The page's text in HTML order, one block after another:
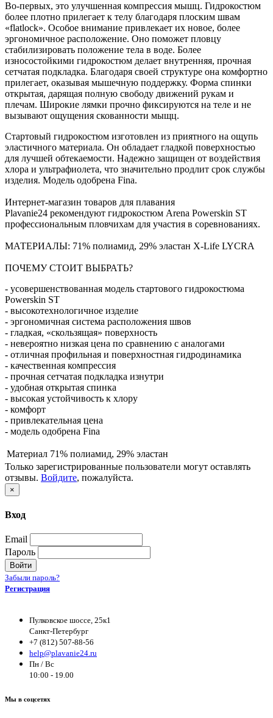
Во-первых, это улучшенная компрессия мышц. Гидрокостюм
более плотно прилегает к телу благодаря плоским швам
«flatlock». Особое внимание привлекает их новое, более
эргономичное расположение. Оно поможет пловцу
стабилизировать положение тела в воде. Более
износостойкими гидрокостюм делает внутренняя, прочная
сетчатая подкладка. Благодаря своей структуре она комфортно
прилегает, оказывая мышечную поддержку. Форма спинки
открытая, дарящая полную свободу движений рукам и
плечам. Широкие лямки прочно фиксируются на теле и не
вызывают ощущения скованности мыщц.
Стартовый гидрокостюм изготовлен из приятного на ощупь
эластичного материала. Он обладает гладкой поверхностью
для лучшей обтекаемости. Надежно защищен от воздействия
хлора и ультрафиолета, что значительно продлит срок службы
изделия. Модель одобрена Fina.
Интернет-магазин товаров для плавания
Plavanie24 рекомендуют гидрокостюм Arena Powerskin ST
профессиональным пловчихам для участия в соревнованиях.
МАТЕРИАЛЫ: 71% полиамид, 29% эластан X-Life LYCRA
ПОЧЕМУ СТОИТ ВЫБРАТЬ?
- усовершенствованная модель стартового гидрокостюма
Powerskin ST
- высокотехнологичное изделие
- эргономичная система расположения швов
- гладкая, «скользящая» поверхность
- невероятно низкая цена по сравнению с аналогами
- отличная профильная и поверхностная гидродинамика
- качественная компрессия
- прочная сетчатая подкладка изнутри
- удобная открытая спинка
- высокая устойчивость к хлору
- комфорт
- привлекательная цена
- модель одобрена Fina
Материал 71% полиамид, 29% эластан
Только зарегистрированные пользователи могут оставлять
отзывы. Войдите, пожалуйста.
×
Вход
Email
Пароль
Войти
Забыли пароль?
Регистрация
Пулковское шоссе, 25к1
Санкт-Петербург
+7 (812) 507-88-56
help@plavanie24.ru
Пн / Вс
10:00 - 19.00
Мы в соцсетях